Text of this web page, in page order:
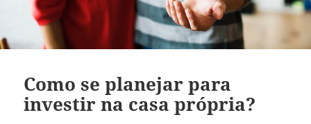
Como se planejar para
investir na casa própria?